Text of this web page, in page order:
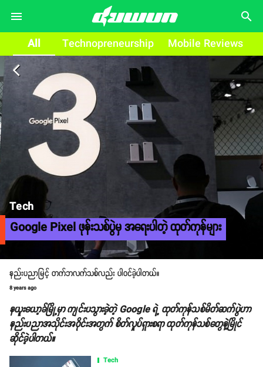
search
All Technopreneurship Mobile Reviews
arrow_back_ios
Tech
Google Pixel ဖုန်းသစ်ပွဲမှ အရေးပါတဲ့ ထုတ်ကုန်များ
နည်းပညာမြင့် တက်ဘလက်သစ်လည်း ပါဝင်ခဲ့ပါတယ်။
8 years ago
နယူးယော့ခ်မြို့မှာ ကျင်းပသွားခဲ့တဲ့ Google ရဲ့ ထုတ်ကုန်သစ်မိတ်ဆက်ပွဲဟာ
နည်းပညာအသိုင်းအဝိုင်းအတွက် စိတ်လှုပ်ရှားစရာ ထုတ်ကုန်သစ်တွေနဲ့မြိုင်
ဆိုင်ခဲ့ပါတယ်။
Tech